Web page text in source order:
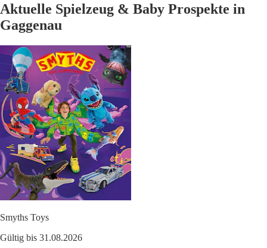
Aktuelle Spielzeug & Baby Prospekte in
Gaggenau
Smyths Toys
Gültig bis 31.08.2026